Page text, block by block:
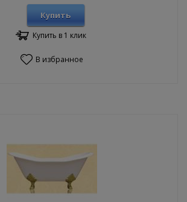
Купить
Купить в 1 клик
В избранное